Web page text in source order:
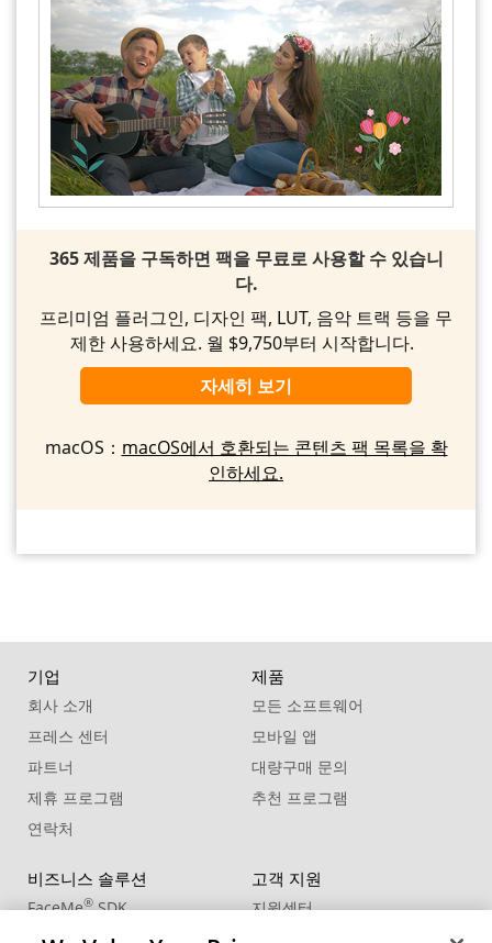
365 제품을 구독하면 팩을 무료로 사용할 수 있습니
다.
프리미엄 플러그인, 디자인 팩, LUT, 음악 트랙 등을 무
제한 사용하세요. 월 $9,750부터 시작합니다.
자세히 보기
macOS： macOS에서 호환되는 콘텐츠 팩 목록을 확
인하세요.
기업
회사 소개
프레스 센터
파트너
제휴 프로그램
연락처
제품
모든 소프트웨어
모바일 앱
대량구매 문의
추천 프로그램
비즈니스 솔루션
FaceMe®SDK
고객 지원
지원센터